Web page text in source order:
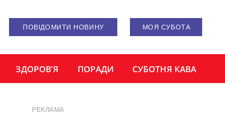
ПОВІДОМИТИ НОВИНУ МОЯ СУБОТА
ЗДОРОВ’Я ПОРАДИ СУБОТНЯ КАВА
РЕКЛАМА